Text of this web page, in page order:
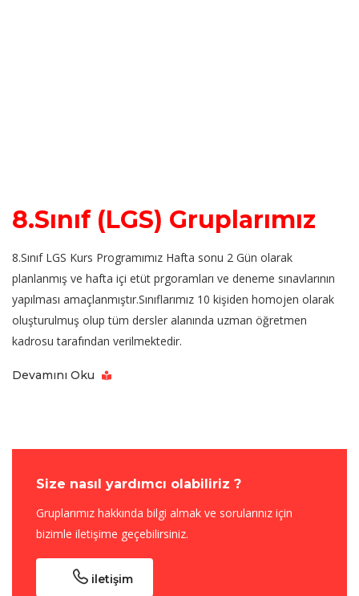
8.Sınıf (LGS) Gruplarımız
8.Sınıf LGS Kurs Programımız Hafta sonu 2 Gün olarak
planlanmış ve hafta içi etüt prgoramları ve deneme sınavlarının
yapılması amaçlanmıştır.Sınıflarımız 10 kişiden homojen olarak
oluşturulmuş olup tüm dersler alanında uzman öğretmen
kadrosu tarafından verilmektedir.
Devamını Oku
Size nasıl yardımcı olabiliriz ?
Gruplarımız hakkında bilgi almak ve sorularınız için
bizimle iletişime geçebilirsiniz.
iletişim